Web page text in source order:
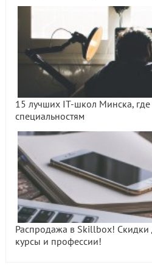
15 лучших IT-школ Минска,
специальностям
Распродажа в Skillbox! Скидки
курсы и профессии!